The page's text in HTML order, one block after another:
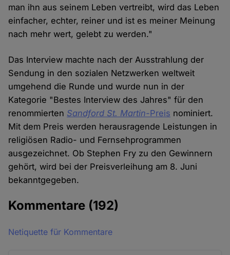
man ihn aus seinem Leben vertreibt, wird das Leben
einfacher, echter, reiner und ist es meiner Meinung
nach mehr wert, gelebt zu werden."
Das Interview machte nach der Ausstrahlung der
Sendung in den sozialen Netzwerken weltweit
umgehend die Runde und wurde nun in der
Kategorie "Bestes Interview des Jahres" für den
renommierten Sandford St. Martin-Preis nominiert.
Mit dem Preis werden herausragende Leistungen in
religiösen Radio- und Fernsehprogrammen
ausgezeichnet. Ob Stephen Fry zu den Gewinnern
gehört, wird bei der Preisverleihung am 8. Juni
bekanntgegeben.
Kommentare (192)
Netiquette für Kommentare